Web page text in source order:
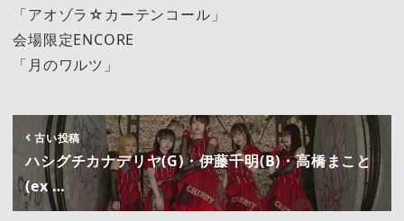
「アオゾラ☆カーテンコール」
会場限定ENCORE
「月のワルツ」
古い投稿
ハシグチカナデリヤ(G)・伊藤千明(B)・高橋まこと
(ex …